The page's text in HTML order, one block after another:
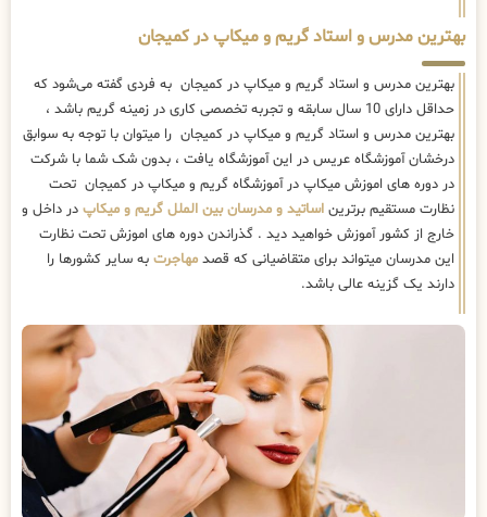
بهترین مدرس و استاد گریم و میکاپ در کمیجان
بهترین مدرس و استاد گریم و میکاپ در کمیجان به فردی گفته می‌شود که
حداقل دارای 10 سال سابقه و تجربه تخصصی کاری در زمینه گریم باشد ،
بهترین مدرس و استاد گریم و میکاپ در کمیجان را میتوان با توجه به سوابق
درخشان آموزشگاه عریس در این آموزشگاه یافت ، بدون شک شما با شرکت
در دوره های اموزش میکاپ در آموزشگاه گریم و میکاپ در کمیجان تحت
نظارت مستقیم برترین اساتید و مدرسان بین الملل گریم و میکاپ در داخل و
خارج از کشور آموزش خواهید دید . گذراندن دوره های اموزش تحت نظارت
این مدرسان میتواند برای متقاضیانی که قصد مهاجرت به سایر کشورها را
دارند یک گزینه عالی باشد.